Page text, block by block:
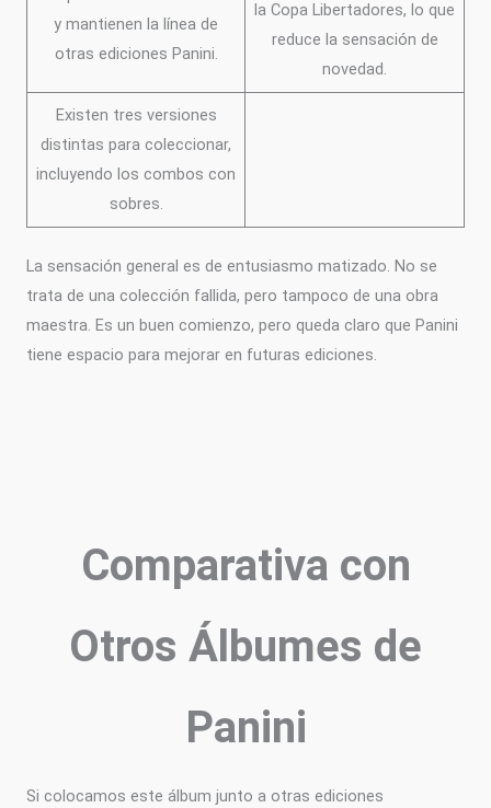
y mantienen la línea de
otras ediciones Panini.
la Copa Libertadores, lo que
reduce la sensación de
novedad.
Existen tres versiones
distintas para coleccionar,
incluyendo los combos con
sobres.
La sensación general es de entusiasmo matizado. No se
trata de una colección fallida, pero tampoco de una obra
maestra. Es un buen comienzo, pero queda claro que Panini
tiene espacio para mejorar en futuras ediciones.
Comparativa con
Otros Álbumes de
Panini
Si colocamos este álbum junto a otras ediciones